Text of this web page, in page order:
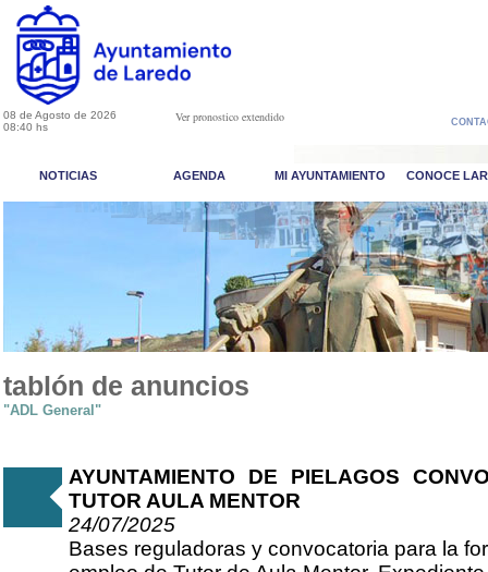
08 de Agosto de 2026
08:40 hs
Ver pronostico extendido
NOTICIAS AGENDA MI AYUNTAMIENTO CONOCE
tablón de anuncios
"ADL General"
AYUNTAMIENTO DE PIELAGOS
TUTOR AULA MENTOR
24/07/2025
Bases reguladoras y convocatoria para la